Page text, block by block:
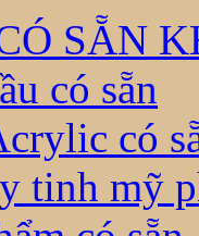
SẴN
có sẵn
có
tinh mỹ